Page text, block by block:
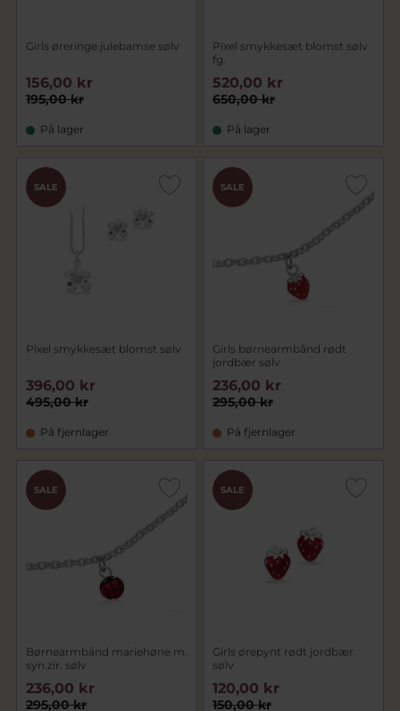
Girls øreringe julebamse sølv
195,00 kr
156,00 kr
På lager
Pixel smykkesæt blomst sølv
fg.
650,00 kr
520,00 kr
På lager
SALE
Pixel smykkesæt blomst sølv
495,00 kr
396,00 kr
På fjernlager
SALE
Girls børnearmbånd rødt
jordbær sølv
295,00 kr
236,00 kr
På fjernlager
SALE
Børnearmbånd mariehøne m.
syn.zir. sølv
295,00 kr
236,00 kr
SALE
Girls ørepynt rødt jordbær
sølv
150,00 kr
120,00 kr